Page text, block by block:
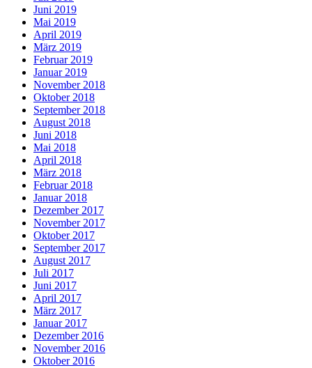
Juni 2019
Mai 2019
April 2019
März 2019
Februar 2019
Januar 2019
November 2018
Oktober 2018
September 2018
August 2018
Juni 2018
Mai 2018
April 2018
März 2018
Februar 2018
Januar 2018
Dezember 2017
November 2017
Oktober 2017
September 2017
August 2017
Juli 2017
Juni 2017
April 2017
März 2017
Januar 2017
Dezember 2016
November 2016
Oktober 2016